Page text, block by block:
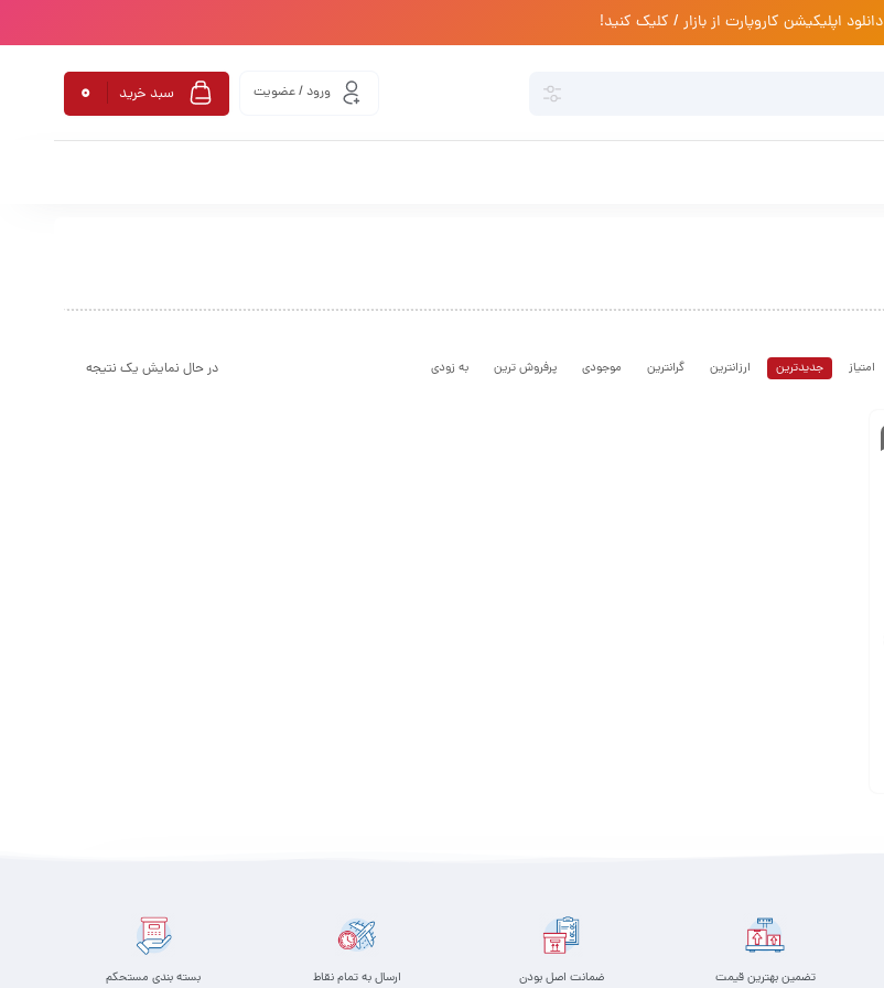
دانلود اپلیکیشن کاروپارت از بازار / کلیک کنید!
ورود / عضویت سبد خرید 0
در حال نمایش یک نتیجه امتیاز جدیدترین ارزانترین گرانترین موجودی پرفروش ترین به زودی
تضمین بهترین قیمت ضمانت اصل بودن ارسال به تمام نقاط بسته بندی مستحکم